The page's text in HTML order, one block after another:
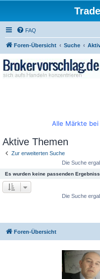
FAQ
Foren-Übersicht Suche
Alle Märkte
Aktive Themen
Zur erweiterten Suche
Die Suche
Es wurden keine passenden
Die Suche
Foren-Übersicht